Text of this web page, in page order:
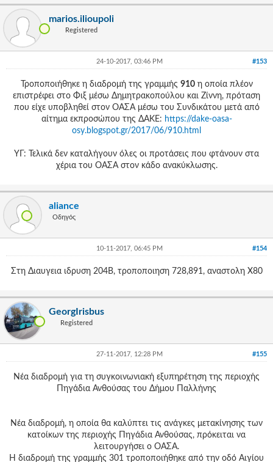
marios.ilioupoli
Registered
#153
24-10-2017, 03:46 PM
Τροποποιήθηκε η διαδρομή της γραμμής 910η οποία πλέον
επιστρέφει στο Φιξ μέσω Δημητρακοπούλου και Ζίννη, πρόταση
που είχε υποβληθεί στον ΟΑΣΑ μέσω του Συνδικάτου μετά από
αίτημα εκπροσώπου της ΔΑΚΕ: https://dake-oasa-
osy.blogspot.gr/2017/06/910.html
ΥΓ: Τελικά δεν καταλήγουν όλες οι προτάσεις που φτάνουν στα
χέρια του ΟΑΣΑ στον κάδο ανακύκλωσης.
aliance
Οδηγός
#154
10-11-2017, 06:45 PM
Στη Διαυγεια ιδρυση 204Β, τροποποιηση 728,891, αναστολη Χ80
GeorgIrisbus
Registered
#155
27-11-2017, 12:28 PM
Νέα διαδρομή για τη συγκοινωνιακή εξυπηρέτηση της περιοχής
Πηγάδια Ανθούσας του Δήμου Παλλήνης
Νέα διαδρομή, η οποία θα καλύπτει τις ανάγκες μετακίνησης των
κατοίκων της περιοχής Πηγάδια Ανθούσας, πρόκειται να
λειτουργήσει ο ΟΑΣΑ.
Η διαδρομή της γραμμής 301 τροποποιήθηκε από την οδό Αιγίου